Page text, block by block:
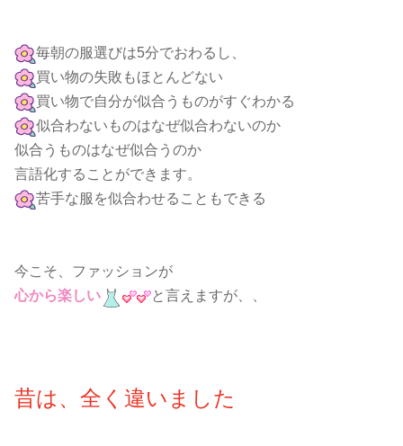
毎朝の服選びは5分でおわるし、
買い物の失敗もほとんどない
買い物で自分が似合うものがすぐわかる
似合わないものはなぜ似合わないのか
似合うものはなぜ似合うのか
言語化することができます。
苦手な服を似合わせることもできる
今こそ、ファッションが
心から楽しい
と言えますが、、
昔は、全く違いました